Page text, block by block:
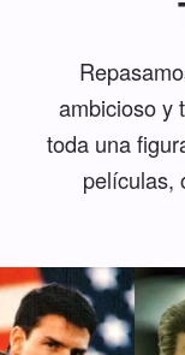
ambicioso y
toda una
películas,